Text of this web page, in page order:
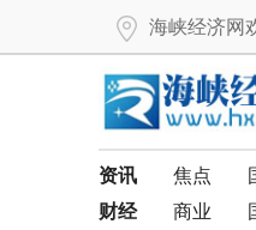
海峡经济网
资讯 焦点
财经
商业